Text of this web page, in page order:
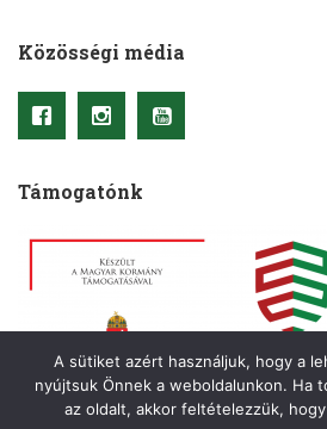
Közösségi média
Támogatónk
A sütiket azért használjuk, hogy a
nyújtsuk Önnek a weboldalunkon. Ha
az oldalt, akkor feltételezzük,